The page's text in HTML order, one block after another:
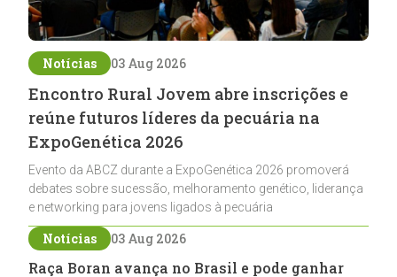
Notícias 03 Aug 2026
Encontro Rural Jovem abre inscrições e
reúne futuros líderes da pecuária na
ExpoGenética 2026
Evento da ABCZ durante a ExpoGenética 2026 promoverá
debates sobre sucessão, melhoramento genético, liderança
e networking para jovens ligados à pecuária
Notícias 03 Aug 2026
Raça Boran avança no Brasil e pode ganhar